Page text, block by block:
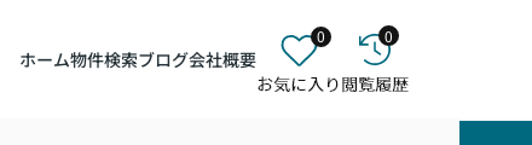
ホーム物件検索ブログ会社概要
0 0